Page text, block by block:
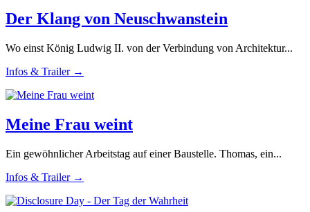
Der Klang von Neuschwanstein
Wo einst König Ludwig II. von der Verbindung von Architektur...
Infos & Trailer →
Meine Frau weint
Ein gewöhnlicher Arbeitstag auf einer Baustelle. Thomas, ein...
Infos & Trailer →